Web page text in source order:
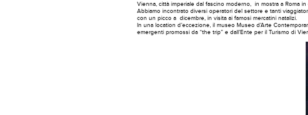
Vienna, città imperiale dal fascino moderno, in mostra a Roma
Abbiamo incontrato diversi operatori del settore e tanti
con un picco a dicembre, in visita ai famosi mercatini natalizi.
In una location d’eccezione, il museo Museo d’Arte
emergenti promossi da “the trip” e dall’Ente per il Turismo di